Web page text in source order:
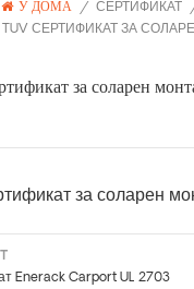
У ДОМА / СЕРТИФИКАТ
за соларен
за соларен
Enerack Carport UL 2703